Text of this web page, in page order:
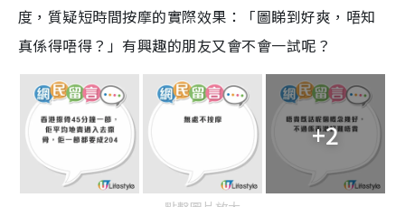
度，質疑短時間按摩的實際效果：「圖睇到好爽，唔知
真係得唔得？」有興趣的朋友又會不會一試呢？
+2